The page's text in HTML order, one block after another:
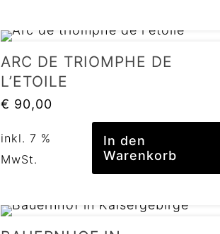
ARC DE TRIOMPHE DE
L’ETOILE
€ 90,00
inkl. 7 %
MwSt.
In den
Warenkorb